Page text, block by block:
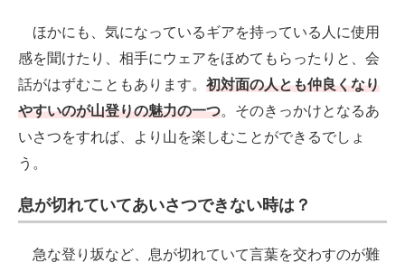
ほかにも、気になっているギアを持っている人に使用
感を聞けたり、相手にウェアをほめてもらったりと、会
話がはずむこともあります。 初対面の人とも仲良くなり
やすいのが山登りの魅力の一つ。そのきっかけとなるあ
いさつをすれば、より山を楽しむことができるでしょ
う。
息が切れていてあいさつできない時は？
急な登り坂など、息が切れていて言葉を交わすのが難